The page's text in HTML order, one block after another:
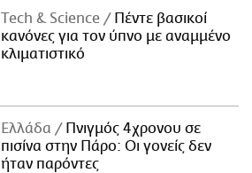
Τech & Science
Πέντε βασικοί
κανόνες για τον ύπνο με αναμμένο
κλιματιστικό
Ελλάδα
Πνιγμός 4χρονου σε
πισίνα στην Πάρο: Οι γονείς δεν
ήταν παρόντες